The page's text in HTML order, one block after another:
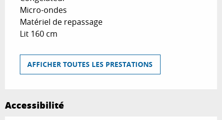
Micro-ondes
Matériel de repassage
Lit 160 cm
AFFICHER TOUTES LES PRESTATIONS
Accessibilité